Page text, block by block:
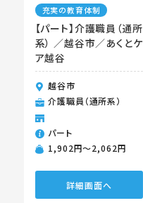
充実の教育体制
【パート】介護職員（通所
系） ／越谷市／あくとケ
ア越谷
越谷市
介護職員（通所系）
パート
1,902円〜2,062円
詳細画面へ